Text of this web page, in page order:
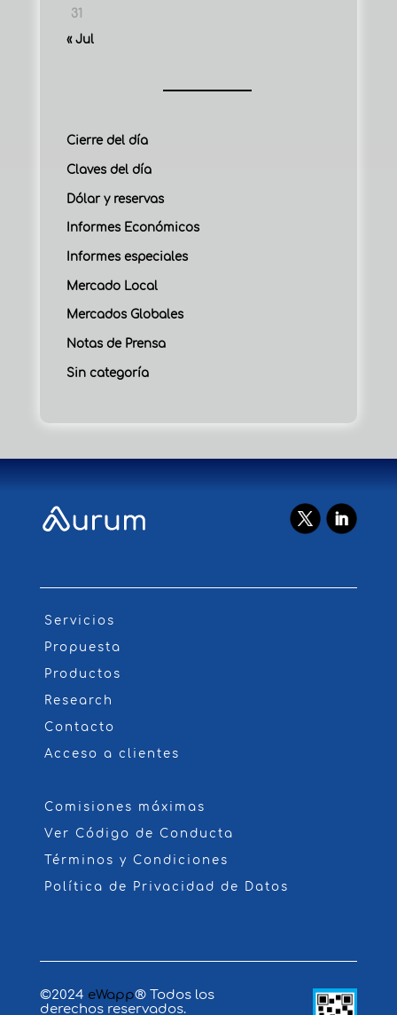
31
« Jul
Cierre del día
Claves del día
Dólar y reservas
Informes Económicos
Informes especiales
Mercado Local
Mercados Globales
Notas de Prensa
Sin categoría
Servicios
Propuesta
Productos
Research
Contacto
Acceso a clientes
Comisiones máximas
Ver Código de Conducta
Términos y Condiciones
Política de Privacidad de Datos
©2024 eWapp® Todos los
derechos reservados.